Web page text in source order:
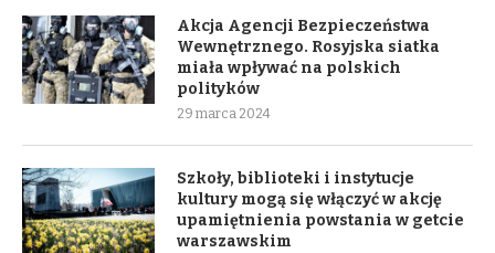
Akcja Agencji Bezpieczeństwa
Wewnętrznego. Rosyjska siatka
miała wpływać na polskich
polityków
29 marca 2024
Szkoły, biblioteki i instytucje
kultury mogą się włączyć w akcję
upamiętnienia powstania w getcie
warszawskim